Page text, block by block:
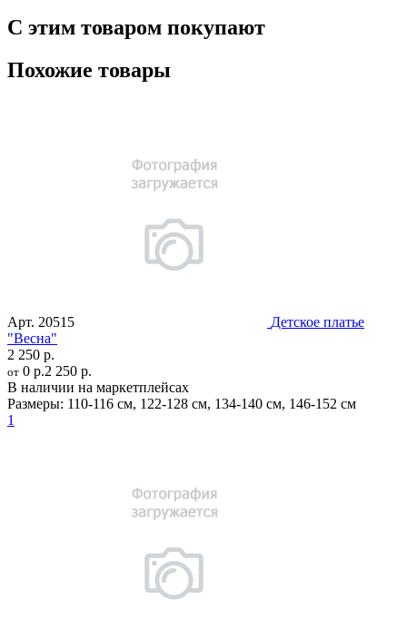
С этим товаром покупают
Похожие товары
Арт. 20515
Детское платье
"Весна"
2 250 р.
от 0 р.2 250 р.
В наличии на маркетплейсах
Размеры: 110-116 см, 122-128 см, 134-140 см, 146-152 см
1